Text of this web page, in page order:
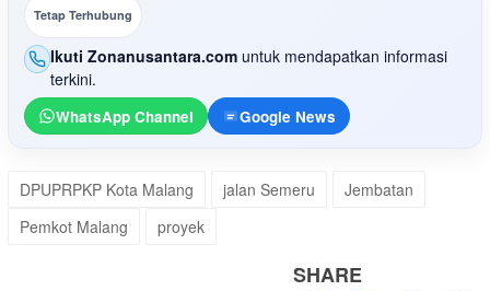
Tetap Terhubung
Ikuti Zonanusantara.com untuk mendapatkan informasi
terkini.
WhatsApp Channel Google News
DPUPRPKP Kota Malang jalan Semeru
Jembatan
Pemkot Malang
proyek
SHARE